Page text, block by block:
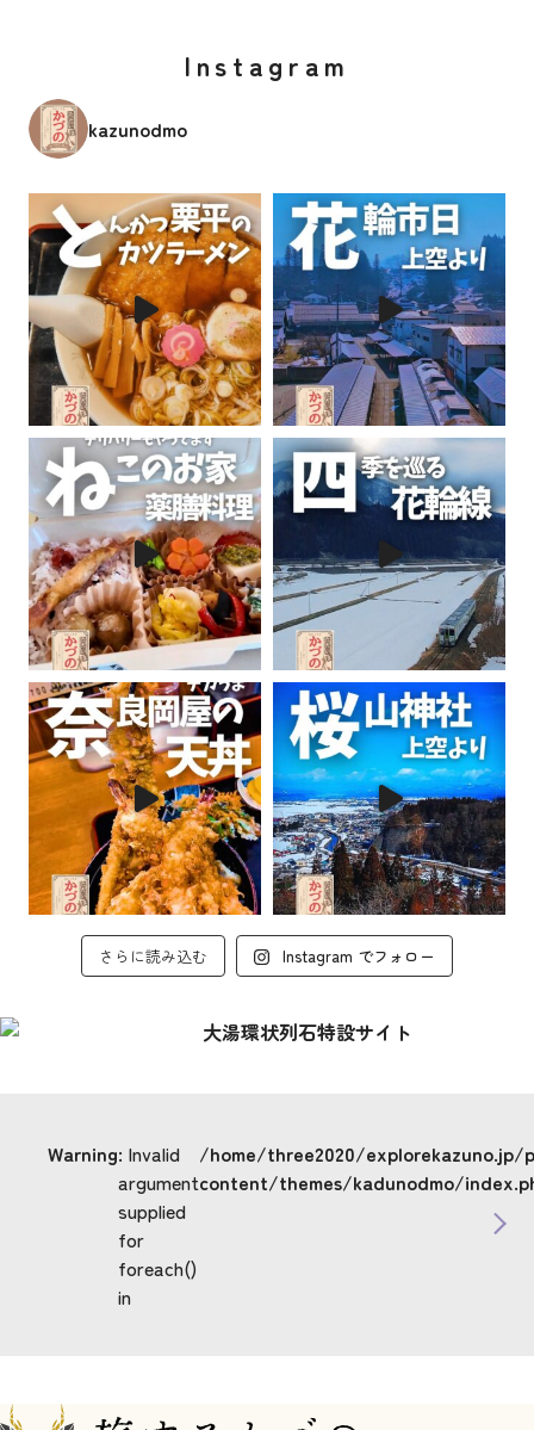
Instagram
kazunodmo
さらに読み込む Instagram でフォロー
Warning: Invalid
argument
supplied
for
foreach()
in
/home/three2020/
content/themes/kadunodmo/